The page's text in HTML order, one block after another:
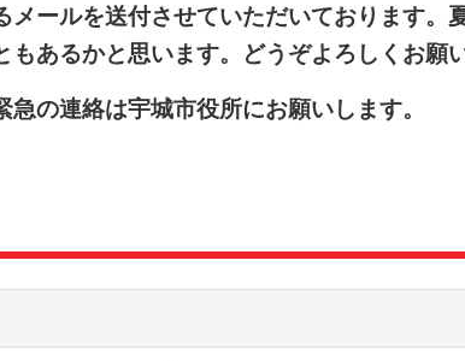
ールを送付させていただいております。
あるかと思います。どうぞよろしくお願い
急の連絡は宇城市役所にお願いします。